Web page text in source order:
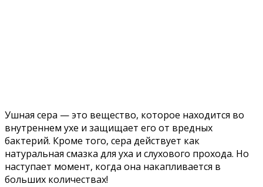
Ушная сера — это вещество, которое находится во
внутреннем ухе и защищает его от вредных
бактерий. Кроме того, сера действует как
натуральная смазка для уха и слухового прохода. Но
наступает момент, когда она накапливается в
больших количествах!